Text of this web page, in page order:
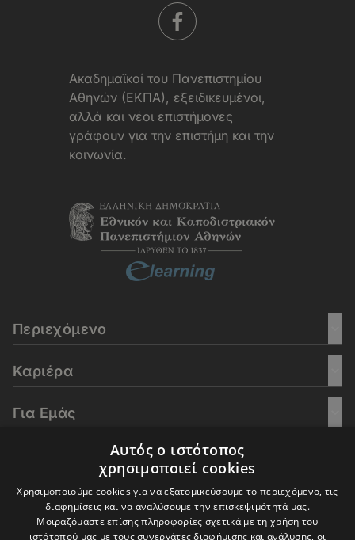
Aκαδημαϊκοί του Πανεπιστημίου
Αθηνών (ΕΚΠΑ), εξειδικευμένοι,
αλλά και νέοι επιστήμονες
γράφουν για την επιστήμη και την
κοινωνία.
Περιεχόμενο
Καριέρα
Για Εμάς
E-Learning
Αυτός ο ιστότοπος
χρησιμοποιεί cookies
Χρησιμοποιούμε cookies για να εξατομικεύσουμε το περιεχόμενο, τις
διαφημίσεις και να αναλύσουμε την επισκεψιμότητά μας.
Μοιραζόμαστε επίσης πληροφορίες σχετικά με τη χρήση του
ιστότοπού μας με τους συνεργάτες διαφήμισης και ανάλυσης, οι